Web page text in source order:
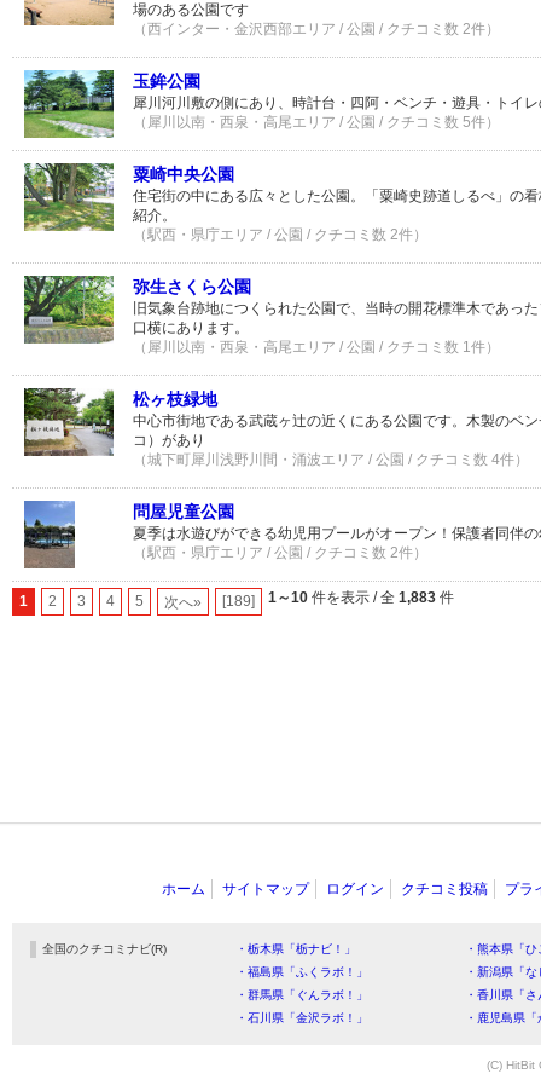
場のある公園です
（西インター・金沢西部エリア / 公園 / クチコミ数 2件）
玉鉾公園
犀川河川敷の側にあり、時計台・四阿・ベンチ・遊具・トイ
（犀川以南・西泉・高尾エリア / 公園 / クチコミ数 5件）
粟崎中央公園
住宅街の中にある広々とした公園。「粟崎史跡道しるべ」の
紹介。
（駅西・県庁エリア / 公園 / クチコミ数 2件）
弥生さくら公園
旧気象台跡地につくられた公園で、当時の開花標準木であっ
口横にあります。
（犀川以南・西泉・高尾エリア / 公園 / クチコミ数 1件）
松ヶ枝緑地
中心市街地である武蔵ヶ辻の近くにある公園です。木製のベ
コ）があり
（城下町犀川浅野川間・涌波エリア / 公園 / クチコミ数 4件）
問屋児童公園
夏季は水遊びができる幼児用プールがオープン！保護者同伴
（駅西・県庁エリア / 公園 / クチコミ数 2件）
1 2 3 4 5 次へ» [189] 1～10 件を表示 / 全 1,883 件
ホーム サイトマップ ログイン クチコミ投稿 プラ
全国のクチコミナビ(R) ・栃木県「栃ナビ！」
・熊本県「
・福島県「ふくラボ！」
・新潟県「
・群馬県「ぐんラボ！」
・香川県「
・石川県「金沢ラボ！」
・鹿児島県
(C) HitBit